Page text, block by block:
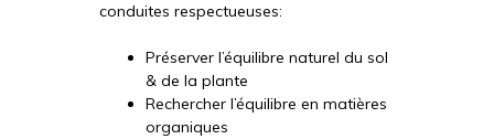
conduites respectueuses:
Préserver l’équilibre naturel du sol
& de la plante
Rechercher l’équilibre en matières
organiques